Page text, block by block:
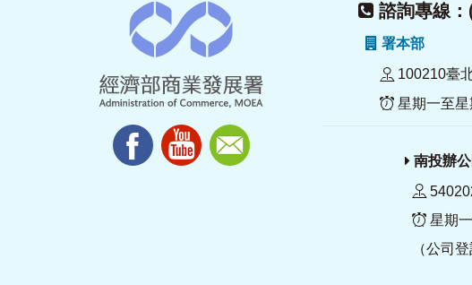
諮詢專線：
署本部
100210臺
星期一至星
南投辦
星期
（公司